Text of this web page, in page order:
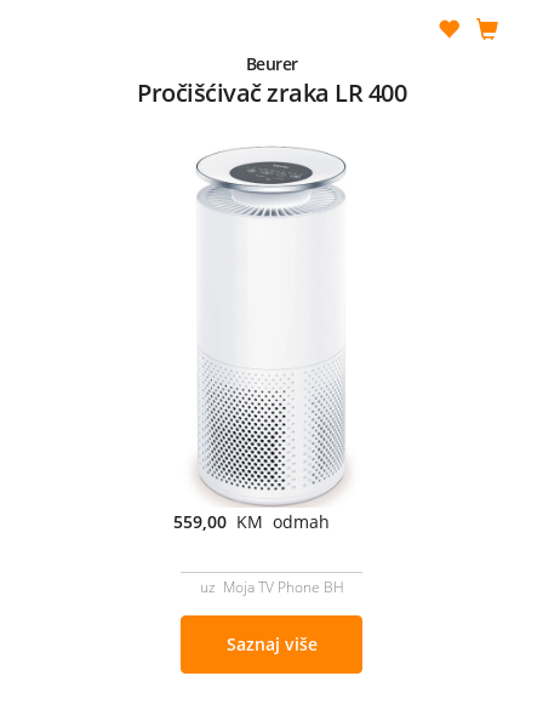
Beurer
Pročišćivač zraka LR 400
559,00 KM odmah
uz Moja TV Phone BH
Saznaj više